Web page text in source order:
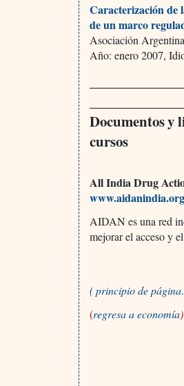
Caracterización de
de un marco
Asociación
Año: enero 2007,
Documentos y
cursos
All India Drug
AIDAN es una red
mejorar el acceso y
( principio de
(regresa a economía)